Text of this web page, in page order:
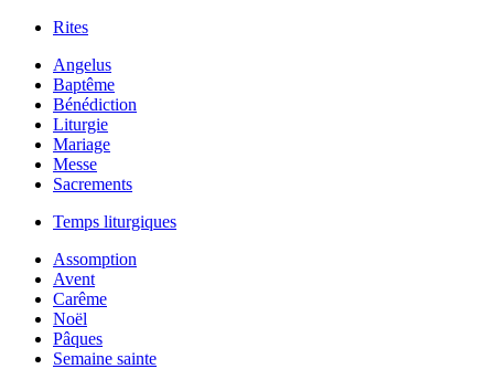
Rites
Angelus
Baptême
Bénédiction
Liturgie
Mariage
Messe
Sacrements
Temps liturgiques
Assomption
Avent
Carême
Noël
Pâques
Semaine sainte